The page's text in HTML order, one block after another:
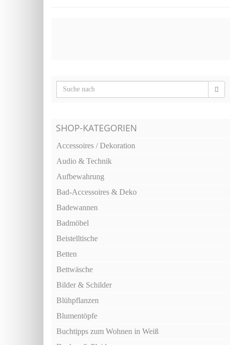
SHOP-KATEGORIEN
Accessoires / Dekoration
Audio & Technik
Aufbewahrung
Bad-Accessoires & Deko
Badewannen
Badmöbel
Beistelltische
Betten
Bettwäsche
Bilder & Schilder
Blühpflanzen
Blumentöpfe
Buchtipps zum Wohnen in Weiß